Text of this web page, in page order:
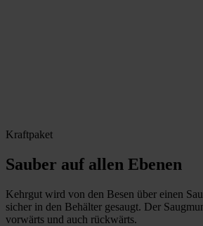
Kraftpaket
Sauber auf allen Ebenen
Kehrgut wird von den Besen über einen
sicher in den Behälter gesaugt. Der
vorwärts und auch rückwärts.